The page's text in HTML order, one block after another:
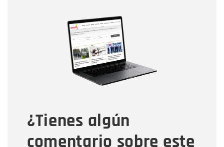
¿Tienes algún
comentario sobre este
Correo electrónico
Tipo de comentario
Mensaje